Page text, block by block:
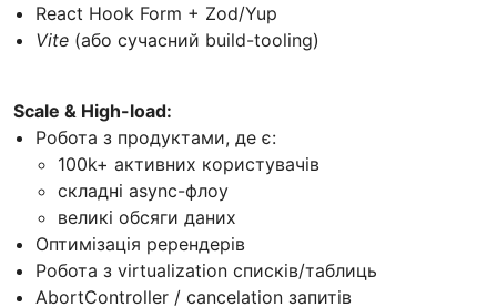
React Hook Form + Zod/Yup
Vite (або сучасний build-tooling)
Scale & High-load:
Робота з продуктами, де є:
100k+ активних користувачів
складні async-флоу
великі обсяги даних
Оптимізація ререндерів
Робота з virtualization списків/таблиць
AbortController / cancelation запитів